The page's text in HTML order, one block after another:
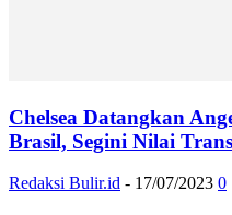
Chelsea Datangkan
Brasil, Segini Nilai
Redaksi Bulir.id - 17/07/2023 0